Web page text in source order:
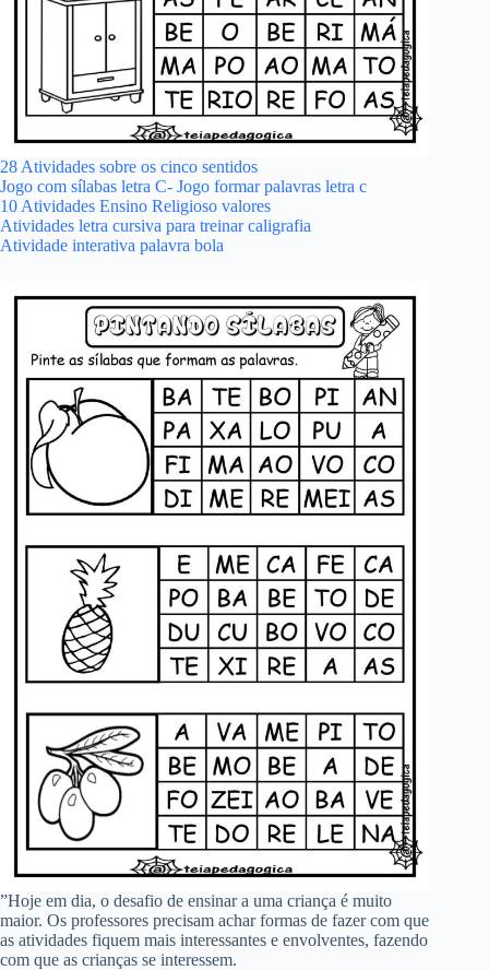
28 Atividades sobre os cinco sentidos
Jogo com sílabas letra C- Jogo formar palavras letra c
10 Atividades Ensino Religioso valores
Atividades letra cursiva para treinar caligrafia
Atividade interativa palavra bola
”Hoje em dia, o desafio de ensinar a uma criança é muito
maior. Os professores precisam achar formas de fazer com que
as atividades fiquem mais interessantes e envolventes, fazendo
com que as crianças se interessem.